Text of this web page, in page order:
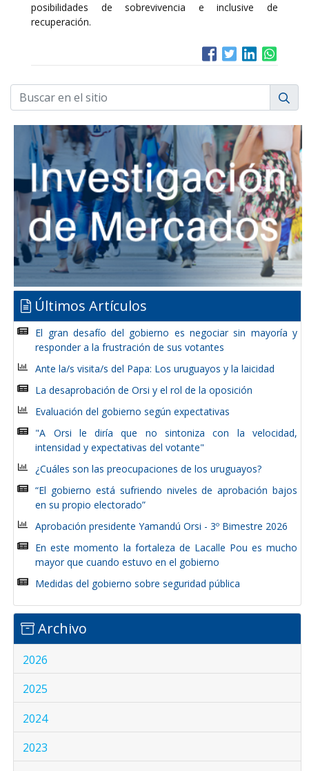
posibilidades de sobrevivencia e inclusive de
recuperación.
Últimos Artículos
El gran desafío del gobierno es negociar sin mayoría y
responder a la frustración de sus votantes
Ante la/s visita/s del Papa: Los uruguayos y la laicidad
La desaprobación de Orsi y el rol de la oposición
Evaluación del gobierno según expectativas
"A Orsi le diría que no sintoniza con la velocidad,
intensidad y expectativas del votante"
¿Cuáles son las preocupaciones de los uruguayos?
“El gobierno está sufriendo niveles de aprobación bajos
en su propio electorado”
Aprobación presidente Yamandú Orsi - 3º Bimestre 2026
En este momento la fortaleza de Lacalle Pou es mucho
mayor que cuando estuvo en el gobierno
Medidas del gobierno sobre seguridad pública
Archivo
2026
2025
2024
2023